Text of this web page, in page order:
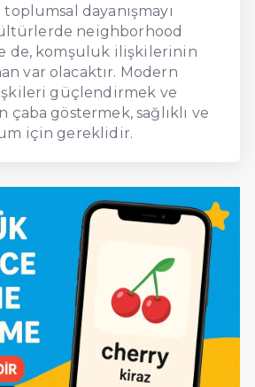
dayanışmayı
neighborhood
de, komşuluk ilişkilerinin
var olacaktır. Modern
güçlendirmek ve
göstermek, sağlıklı ve
için gereklidir.